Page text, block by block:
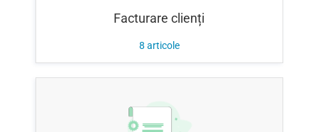
Facturare clienți
8 articole